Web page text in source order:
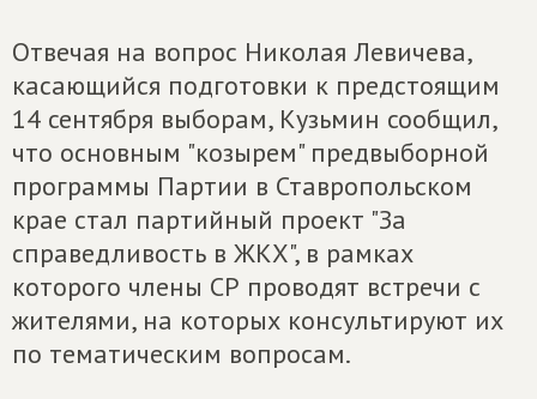
Отвечая на вопрос Николая Левичева,
касающийся подготовки к предстоящим
14 сентября выборам, Кузьмин сообщил,
что основным "козырем" предвыборной
программы Партии в Ставропольском
крае стал партийный проект "За
справедливость в ЖКХ", в рамках
которого члены СР проводят встречи с
жителями, на которых консультируют их
по тематическим вопросам.